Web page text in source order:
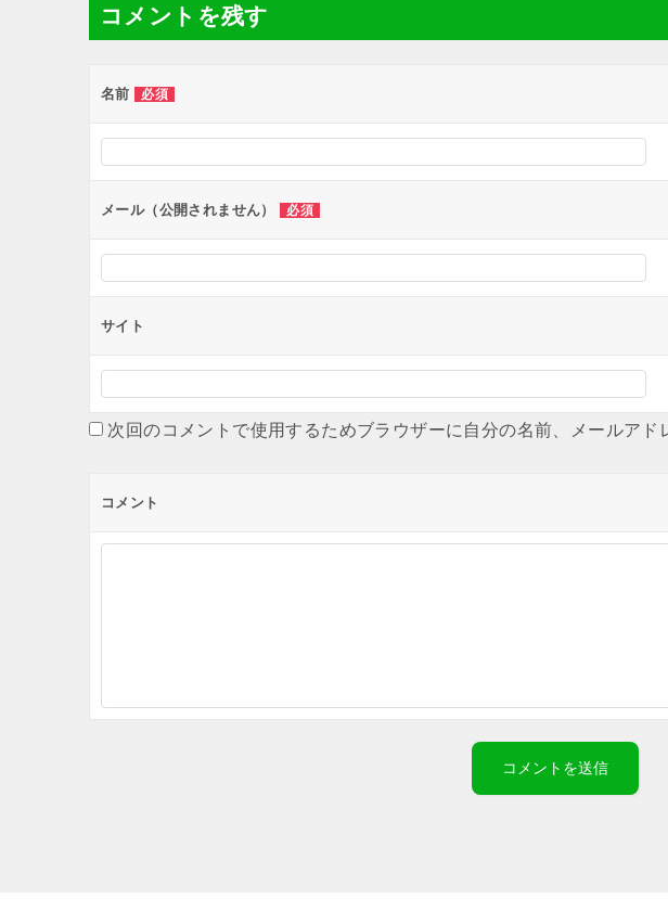
ビ
ー
ョ
ン
コメントを残す
名前 必須
メール（公開されません） 必須
サイト
次回のコメントで使用するためブラウザーに自分の名前、メールアド
コメント